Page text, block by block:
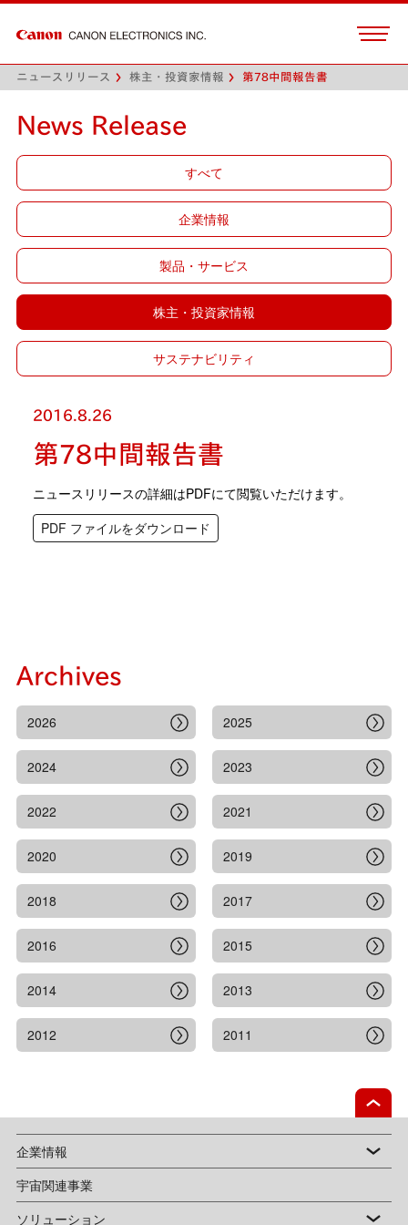
ニュースリリース 株主・投資家情報 第78中間報告書
News Release
すべて
企業情報
製品・サービス
株主・投資家情報
サステナビリティ
2016.8.26
第78中間報告書
ニュースリリースの詳細はPDFにて閲覧いただけます。
PDF ファイルをダウンロード
Archives
2026 2025
2024 2023
2022 2021
2020 2019
2018 2017
2016 2015
2014 2013
2012 2011
企業情報
宇宙関連事業
ソリューション